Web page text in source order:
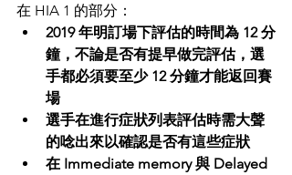
在 HIA 1 的部分：
2019 年明訂場下評估的時間為 12 分
鐘，不論是否有提早做完評估，選
手都必須要至少 12 分鐘才能返回賽
場
選手在進行症狀列表評估時需大聲
的唸出來以確認是否有這些症狀
在 Immediate memory 與 Delayed